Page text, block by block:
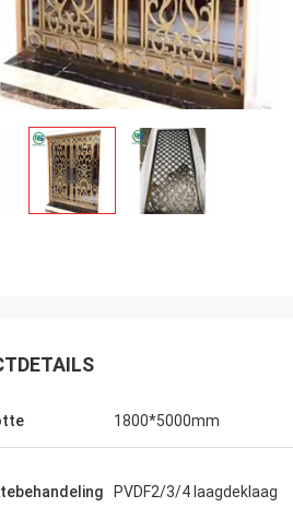
1800*5000mm
PVDF2/3/4 laagdeklaag